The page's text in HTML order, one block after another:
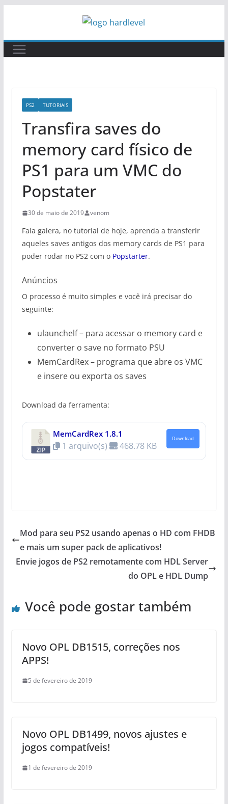
o
conteúdo
PS2 TUTORIAIS
Transfira saves do
memory card físico de
PS1 para um VMC do
Popstater
30 de maio de 2019 venom
Fala galera, no tutorial de hoje, aprenda a transferir
aqueles saves antigos dos memory cards de PS1 para
poder rodar no PS2 com o Popstarter.
Anúncios
O processo é muito simples e você irá precisar do
seguinte:
ulaunchelf – para acessar o memory card e
converter o save no formato PSU
MemCardRex – programa que abre os VMC
e insere ou exporta os saves
Download da ferramenta:
MemCardRex 1.8.1
1 arquivo(s) 468.78 KB
Download
Mod para seu PS2 usando apenas o HD com FHDB
e mais um super pack de aplicativos!
Envie jogos de PS2 remotamente com HDL Server
do OPL e HDL Dump
Você pode gostar também
Novo OPL DB1515, correções nos
APPS!
5 de fevereiro de 2019
Novo OPL DB1499, novos ajustes e
jogos compatíveis!
1 de fevereiro de 2019